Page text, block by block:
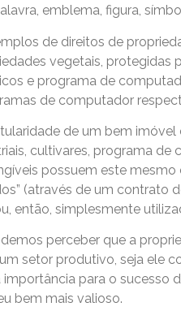
emblema, figura,
de direitos de
vegetais, protegidas
e programa de
de computador
de um bem imóvel
cultivares, programa de
possuem este
(através de um
então, simplesmente
perceber que a
setor produtivo, seja ele
para o sucesso
bem mais valioso.